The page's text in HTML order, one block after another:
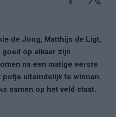
de Jong, Matthijs de Ligt,
goed op elkaar zijn
na een matige eerste
uiteindelijk te winnen.
samen op het veld staat.